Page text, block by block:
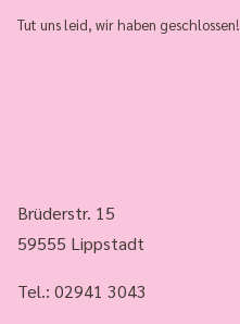
Tut uns leid, wir haben geschlossen!
Brüderstr. 15
59555 Lippstadt
Tel.: 02941 3043